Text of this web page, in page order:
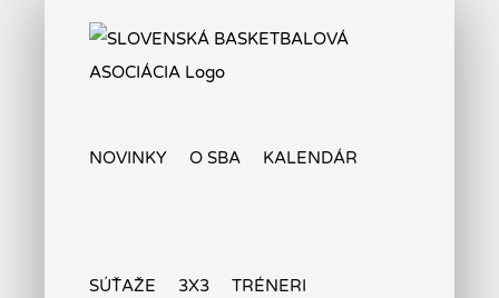
NOVINKY O SBA KALENDÁR
SÚŤAŽE 3X3 TRÉNERI